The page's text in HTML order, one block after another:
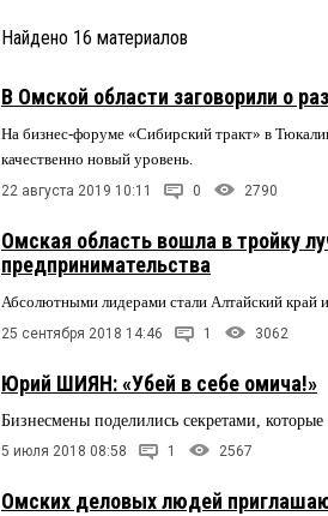
Найдено 16 материалов
В Омской области заговорили о
На бизнес-форуме «Сибирский тракт» в
качественно новый уровень.
22 августа 2019 10:11 0 2790
Омская область вошла в тройку
предпринимательства
Абсолютными лидерами стали Алтайский край
25 сентября 2018 14:46 1 3062
Юрий ШИЯН: «Убей в себе омича!»
Бизнесмены поделились секретами, которые
5 июля 2018 08:58 1 2567
Омских деловых людей